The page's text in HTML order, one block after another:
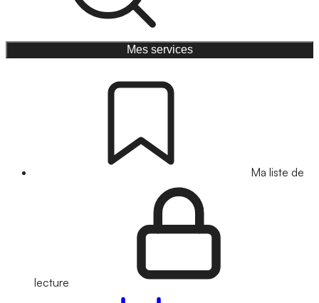
Mes services
Ma liste de
lecture